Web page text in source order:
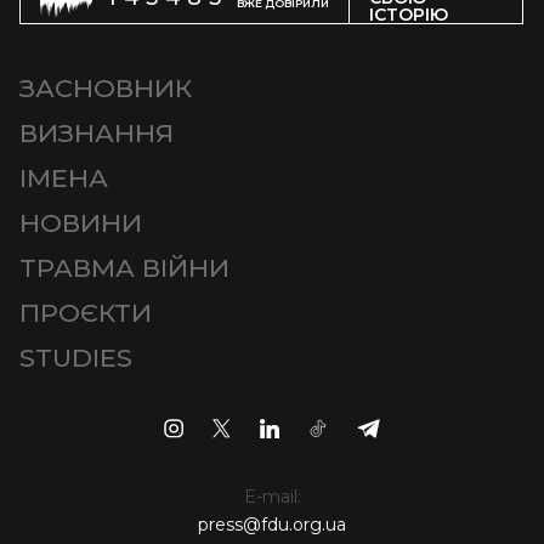
ВЖЕ ДОВІРИЛИ
ІСТОРІЮ
ЗАСНОВНИК
ВИЗНАННЯ
ІМЕНА
НОВИНИ
ТРАВМА ВІЙНИ
ПРОЄКТИ
STUDIES
E-mail:
press@fdu.org.ua